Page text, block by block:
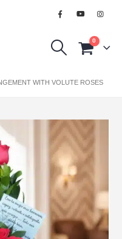
0
WITH VOLUTE ROSES